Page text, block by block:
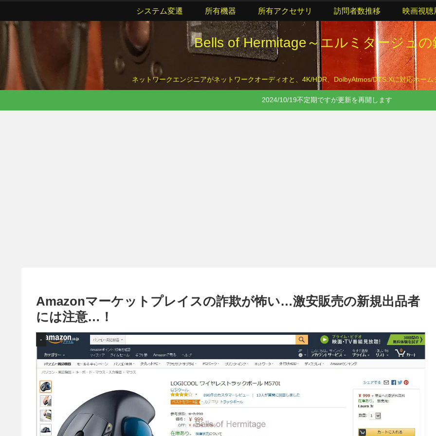
Bells of Hermitage～エルミタージュの
ネットワークエンジニアがネットワークオーディオと、4K/HDR、DolbyAtmos/DTS:Xに対応ホーム
システム変遷 所有機器 所有アクセサリ 訪問者数推移 映画視聴
2024/10/19不定期ですが更新を再開します
Amazonマーケットプレイスの詐欺が怖い…激安販売の新規出品者
には注意…！
-